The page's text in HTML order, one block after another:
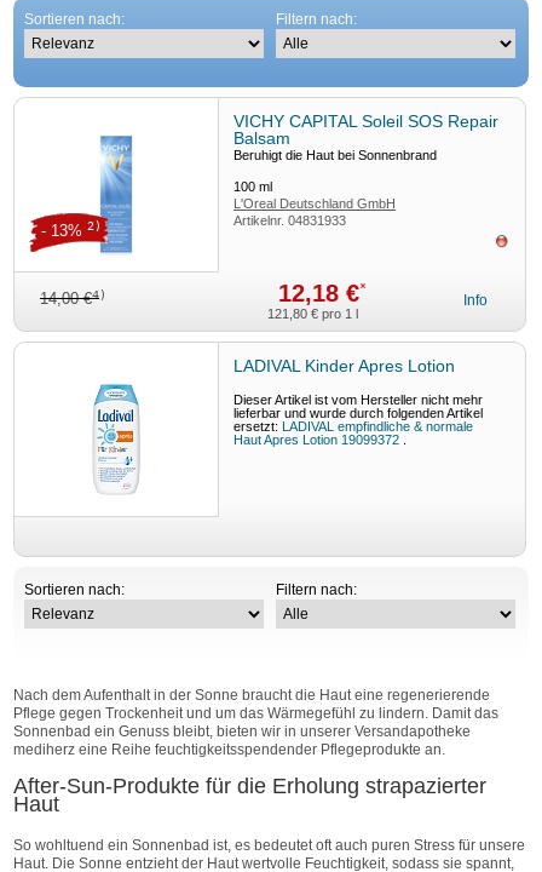
Sortieren nach: Filtern nach:
VICHY CAPITAL Soleil SOS Repair
Balsam
Beruhigt die Haut bei Sonnenbrand
100ml
L'Oreal Deutschland GmbH
Geschäftsbereich VICHY
Artikelnr.04831933
14,00 €4) 12,18 €*
- 13% 2)
121,80 € pro 1 l
Info
LADIVAL Kinder Apres Lotion
Dieser Artikel ist vom Hersteller nicht mehr
lieferbar und wurde durch folgenden Artikel
ersetzt:
LADIVAL empfindliche & normale
Haut Apres Lotion 19099372
Sortieren nach: Filtern nach:
Nach dem Aufenthalt in der Sonne braucht die Haut eine regenerierende
Pflege gegen Trockenheit und um das Wärmegefühl zu lindern. Damit das
Sonnenbad ein Genuss bleibt, bieten wir in unserer Versandapotheke
mediherz eine Reihe feuchtigkeitsspendender Pflegeprodukte an.
After-Sun-Produkte für die Erholung strapazierter
Haut
So wohltuend ein Sonnenbad ist, es bedeutet oft auch puren Stress für unsere
Haut. Die Sonne entzieht der Haut wertvolle Feuchtigkeit, sodass sie spannt,